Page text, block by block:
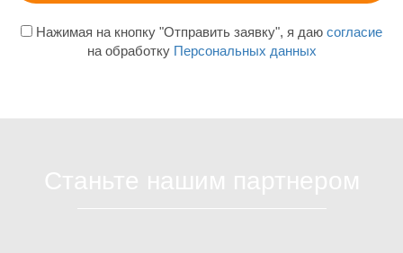
Нажимая на кнопку "Отправить заявку", я даю согласие
на обработку Персональных данных